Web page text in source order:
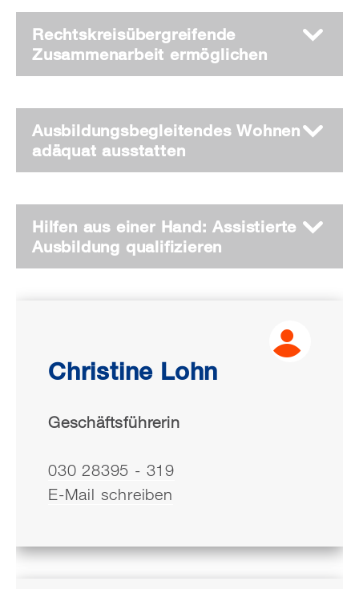
Rechtskreisübergreifende
Zusammenarbeit ermöglichen
Ausbildungsbegleitendes Wohnen
adäquat ausstatten
Hilfen aus einer Hand: Assistierte
Ausbildung qualifizieren
Christine Lohn
Geschäftsführerin
030 28395 - 319
E-Mail schreiben